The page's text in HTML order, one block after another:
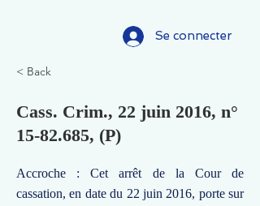
Se connecter
< Back
Cass. Crim., 22 juin 2016, n°
15-82.685, (P)
Accroche : Cet arrêt de la Cour de
cassation, en date du 22 juin 2016, porte sur